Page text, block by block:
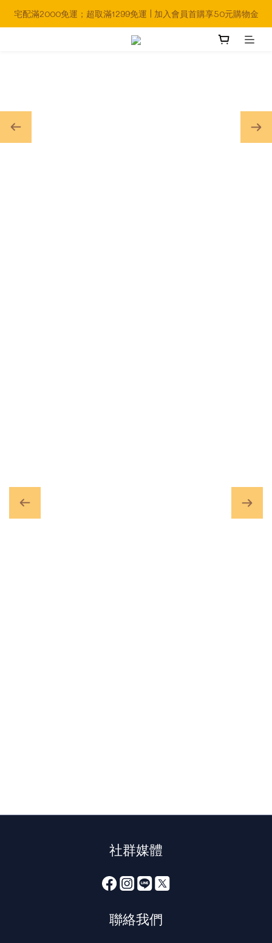
宅配滿2000免運；超取滿1299免運 | 加入會員首購享50元購物金
社群媒體
聯絡我們